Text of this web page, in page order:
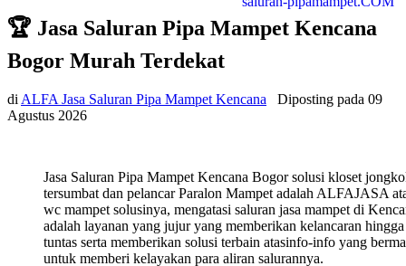
🏆 Jasa Saluran Pipa Mampet Kencana
Bogor Murah Terdekat
di ALFA Jasa Saluran Pipa Mampet Kencana Diposting pada 09
Agustus 2026
Jasa Saluran Pipa Mampet Kencana Bogor solusi kloset
tersumbat dan pelancar Paralon Mampet adalah ALFAJASA
wc mampet solusinya, mengatasi saluran jasa mampet di
adalah layanan yang jujur yang memberikan kelancaran hingga
tuntas serta memberikan solusi terbain atasinfo-info yang
untuk memberi kelayakan para aliran salurannya.